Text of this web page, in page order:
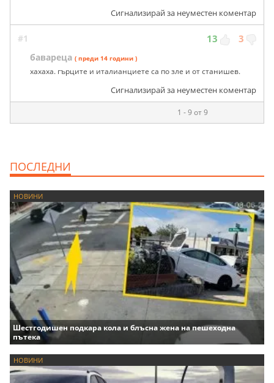
Сигнализирай за неуместен коментар
#1 13 3
бавареца ( преди 14 години )
хахаха. гърците и италианциете са по зле и от станишев.
Сигнализирай за неуместен коментар
1 - 9 от 9
ПОСЛЕДНИ
НОВИНИ
Шестгодишен подкара кола и блъсна жена на пешеходна
пътека
НОВИНИ